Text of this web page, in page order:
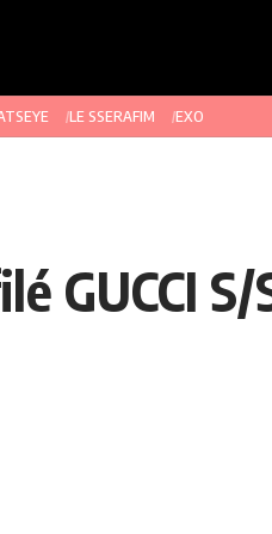
LE SSERAFIM EXO
GUCCI